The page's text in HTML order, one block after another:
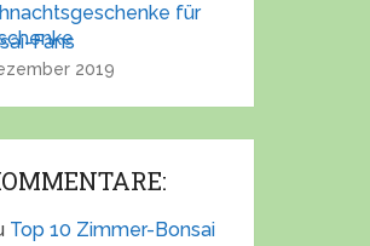
für
Fans
2019
Top 10 Zimmer-Bonsai